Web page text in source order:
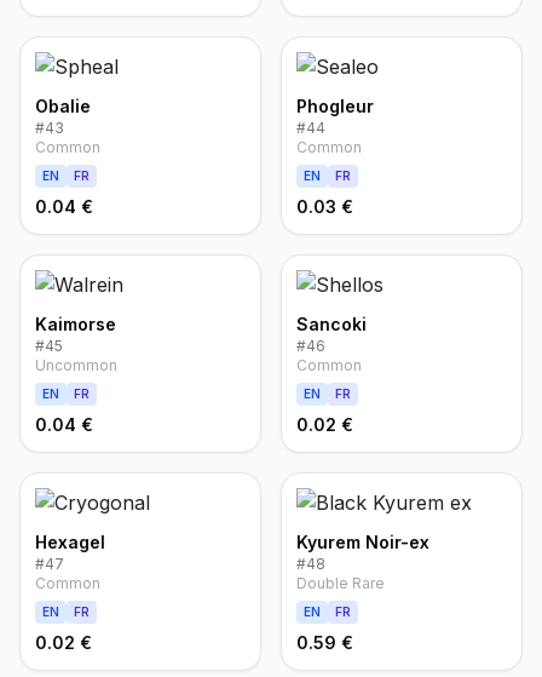
Obalie
#43
Common
EN FR
0.04 €
Phogleur
#44
Common
EN FR
0.03 €
Kaimorse
#45
Uncommon
EN FR
0.04 €
Sancoki
#46
Common
EN FR
0.02 €
Hexagel
#47
Common
EN FR
0.02 €
Kyurem Noir-ex
#48
Double Rare
EN FR
0.59 €